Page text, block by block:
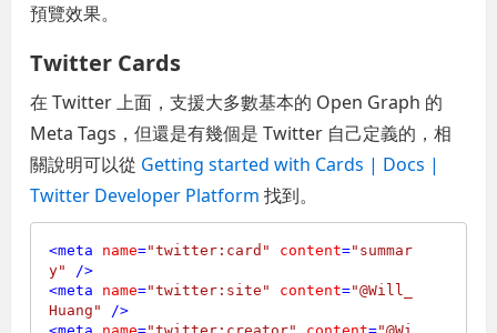
預覽效果。
Twitter Cards
在 Twitter 上面，支援大多數基本的 Open Graph 的
Meta Tags，但還是有幾個是 Twitter 自己定義的，相
關說明可以從 Getting started with Cards | Docs |
Twitter Developer Platform 找到。
<meta name="twitter:card" content="summar
y"
/>
<meta name="twitter:site" content="@Will_
Huang"
/>